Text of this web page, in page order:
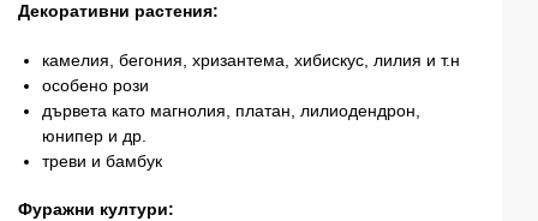
Декоративни растения:
камелия, бегония, хризантема, хибискус, лилия и т.н
особено рози
дървета като магнолия, платан, лилиодендрон,
юнипер и др.
треви и бамбук
Фуражни култури: